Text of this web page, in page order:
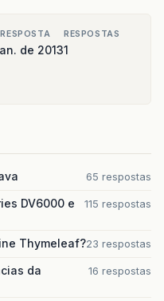
de 2013
RESPOSTAS
1
65 respostas
DV6000 e
115 respostas
Thymeleaf?23 respostas
da
16 respostas